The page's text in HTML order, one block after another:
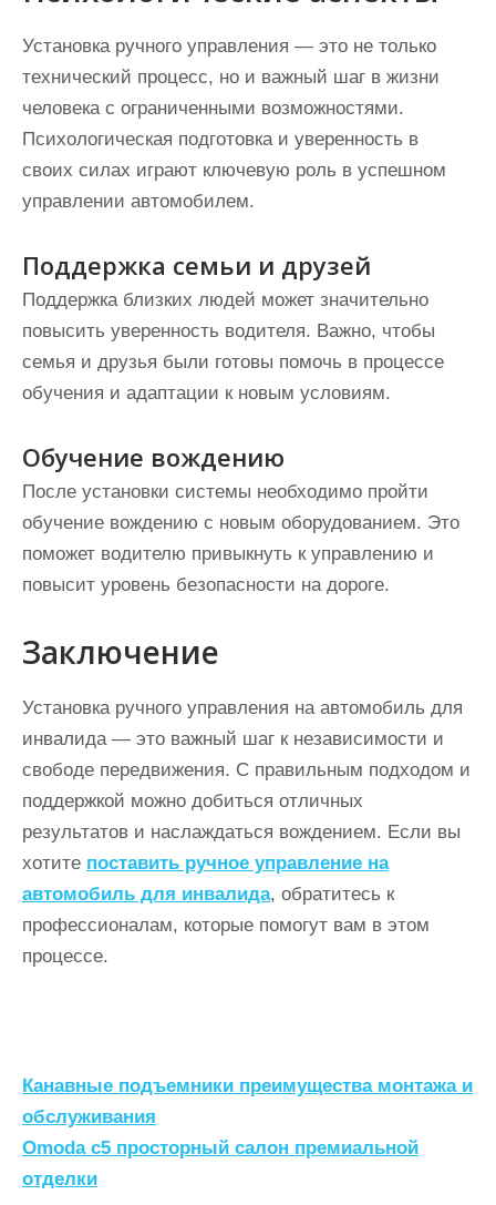
Установка ручного управления — это не только
технический процесс, но и важный шаг в жизни
человека с ограниченными возможностями.
Психологическая подготовка и уверенность в
своих силах играют ключевую роль в успешном
управлении автомобилем.
Поддержка семьи и друзей
Поддержка близких людей может значительно
повысить уверенность водителя. Важно, чтобы
семья и друзья были готовы помочь в процессе
обучения и адаптации к новым условиям.
Обучение вождению
После установки системы необходимо пройти
обучение вождению с новым оборудованием. Это
поможет водителю привыкнуть к управлению и
повысит уровень безопасности на дороге.
Заключение
Установка ручного управления на автомобиль для
инвалида — это важный шаг к независимости и
свободе передвижения. С правильным подходом и
поддержкой можно добиться отличных
результатов и наслаждаться вождением. Если вы
хотите поставить ручное управление на
автомобиль для инвалида, обратитесь к
профессионалам, которые помогут вам в этом
процессе.
Н
а
в
Канавные подъемники преимущества монтажа и
обслуживания
Omoda с5 просторный салон премиальной
отделки